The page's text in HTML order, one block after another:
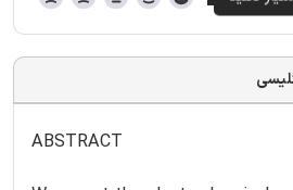
ABSTRACT